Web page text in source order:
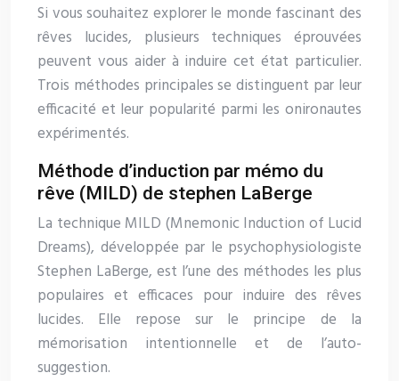
Si vous souhaitez explorer le monde fascinant des
rêves lucides, plusieurs techniques éprouvées
peuvent vous aider à induire cet état particulier.
Trois méthodes principales se distinguent par leur
efficacité et leur popularité parmi les onironautes
expérimentés.
Méthode d’induction par mémo du
rêve (MILD) de stephen LaBerge
La technique MILD (Mnemonic Induction of Lucid
Dreams), développée par le psychophysiologiste
Stephen LaBerge, est l’une des méthodes les plus
populaires et efficaces pour induire des rêves
lucides. Elle repose sur le principe de la
mémorisation intentionnelle et de l’auto-
suggestion.